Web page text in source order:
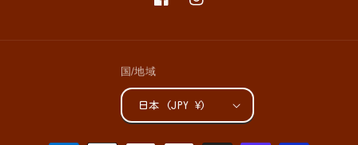
FacebookInstagram
国/地域
日本 (JPY ¥)